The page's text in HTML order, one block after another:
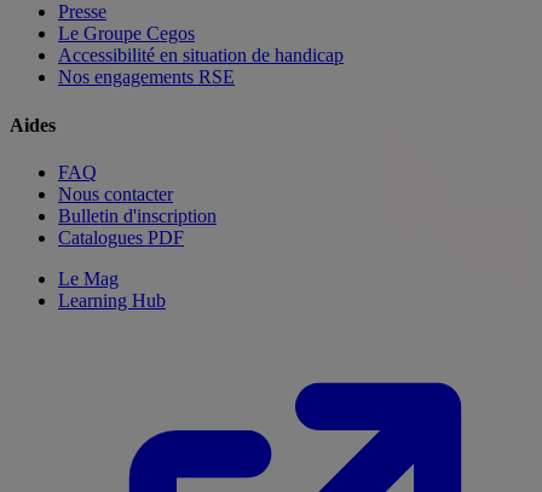
Presse
Le Groupe Cegos
Accessibilité en situation de handicap
Nos engagements RSE
Aides
FAQ
Nous contacter
Bulletin d'inscription
Catalogues PDF
Le Mag
Learning Hub